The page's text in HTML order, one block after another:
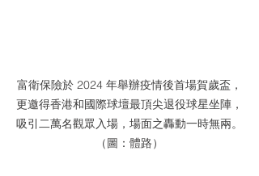
富衛保險於 2024 年舉辦疫情後首場賀歲盃，
更邀得香港和國際球壇最頂尖退役球星坐陣，
吸引二萬名觀眾入場，場面之轟動一時無兩。
（圖：體路）